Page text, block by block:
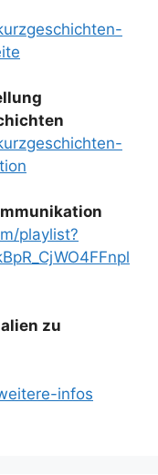
playlist?
zu
infos